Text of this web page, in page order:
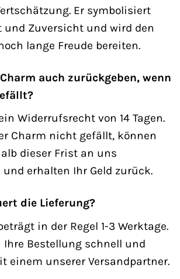
Er symbolisiert
und Zuversicht und wird den
lange Freude bereiten.
auch zurückgeben, wenn
Widerrufsrecht von 14 Tagen.
Charm nicht gefällt, können
dieser Frist an uns
erhalten Ihr Geld zurück.
die Lieferung?
in der Regel 1-3 Werktage.
Ihre Bestellung schnell und
einem unserer Versandpartner.